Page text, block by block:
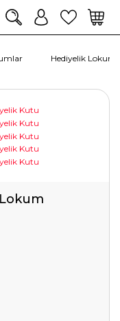
Hediyelik